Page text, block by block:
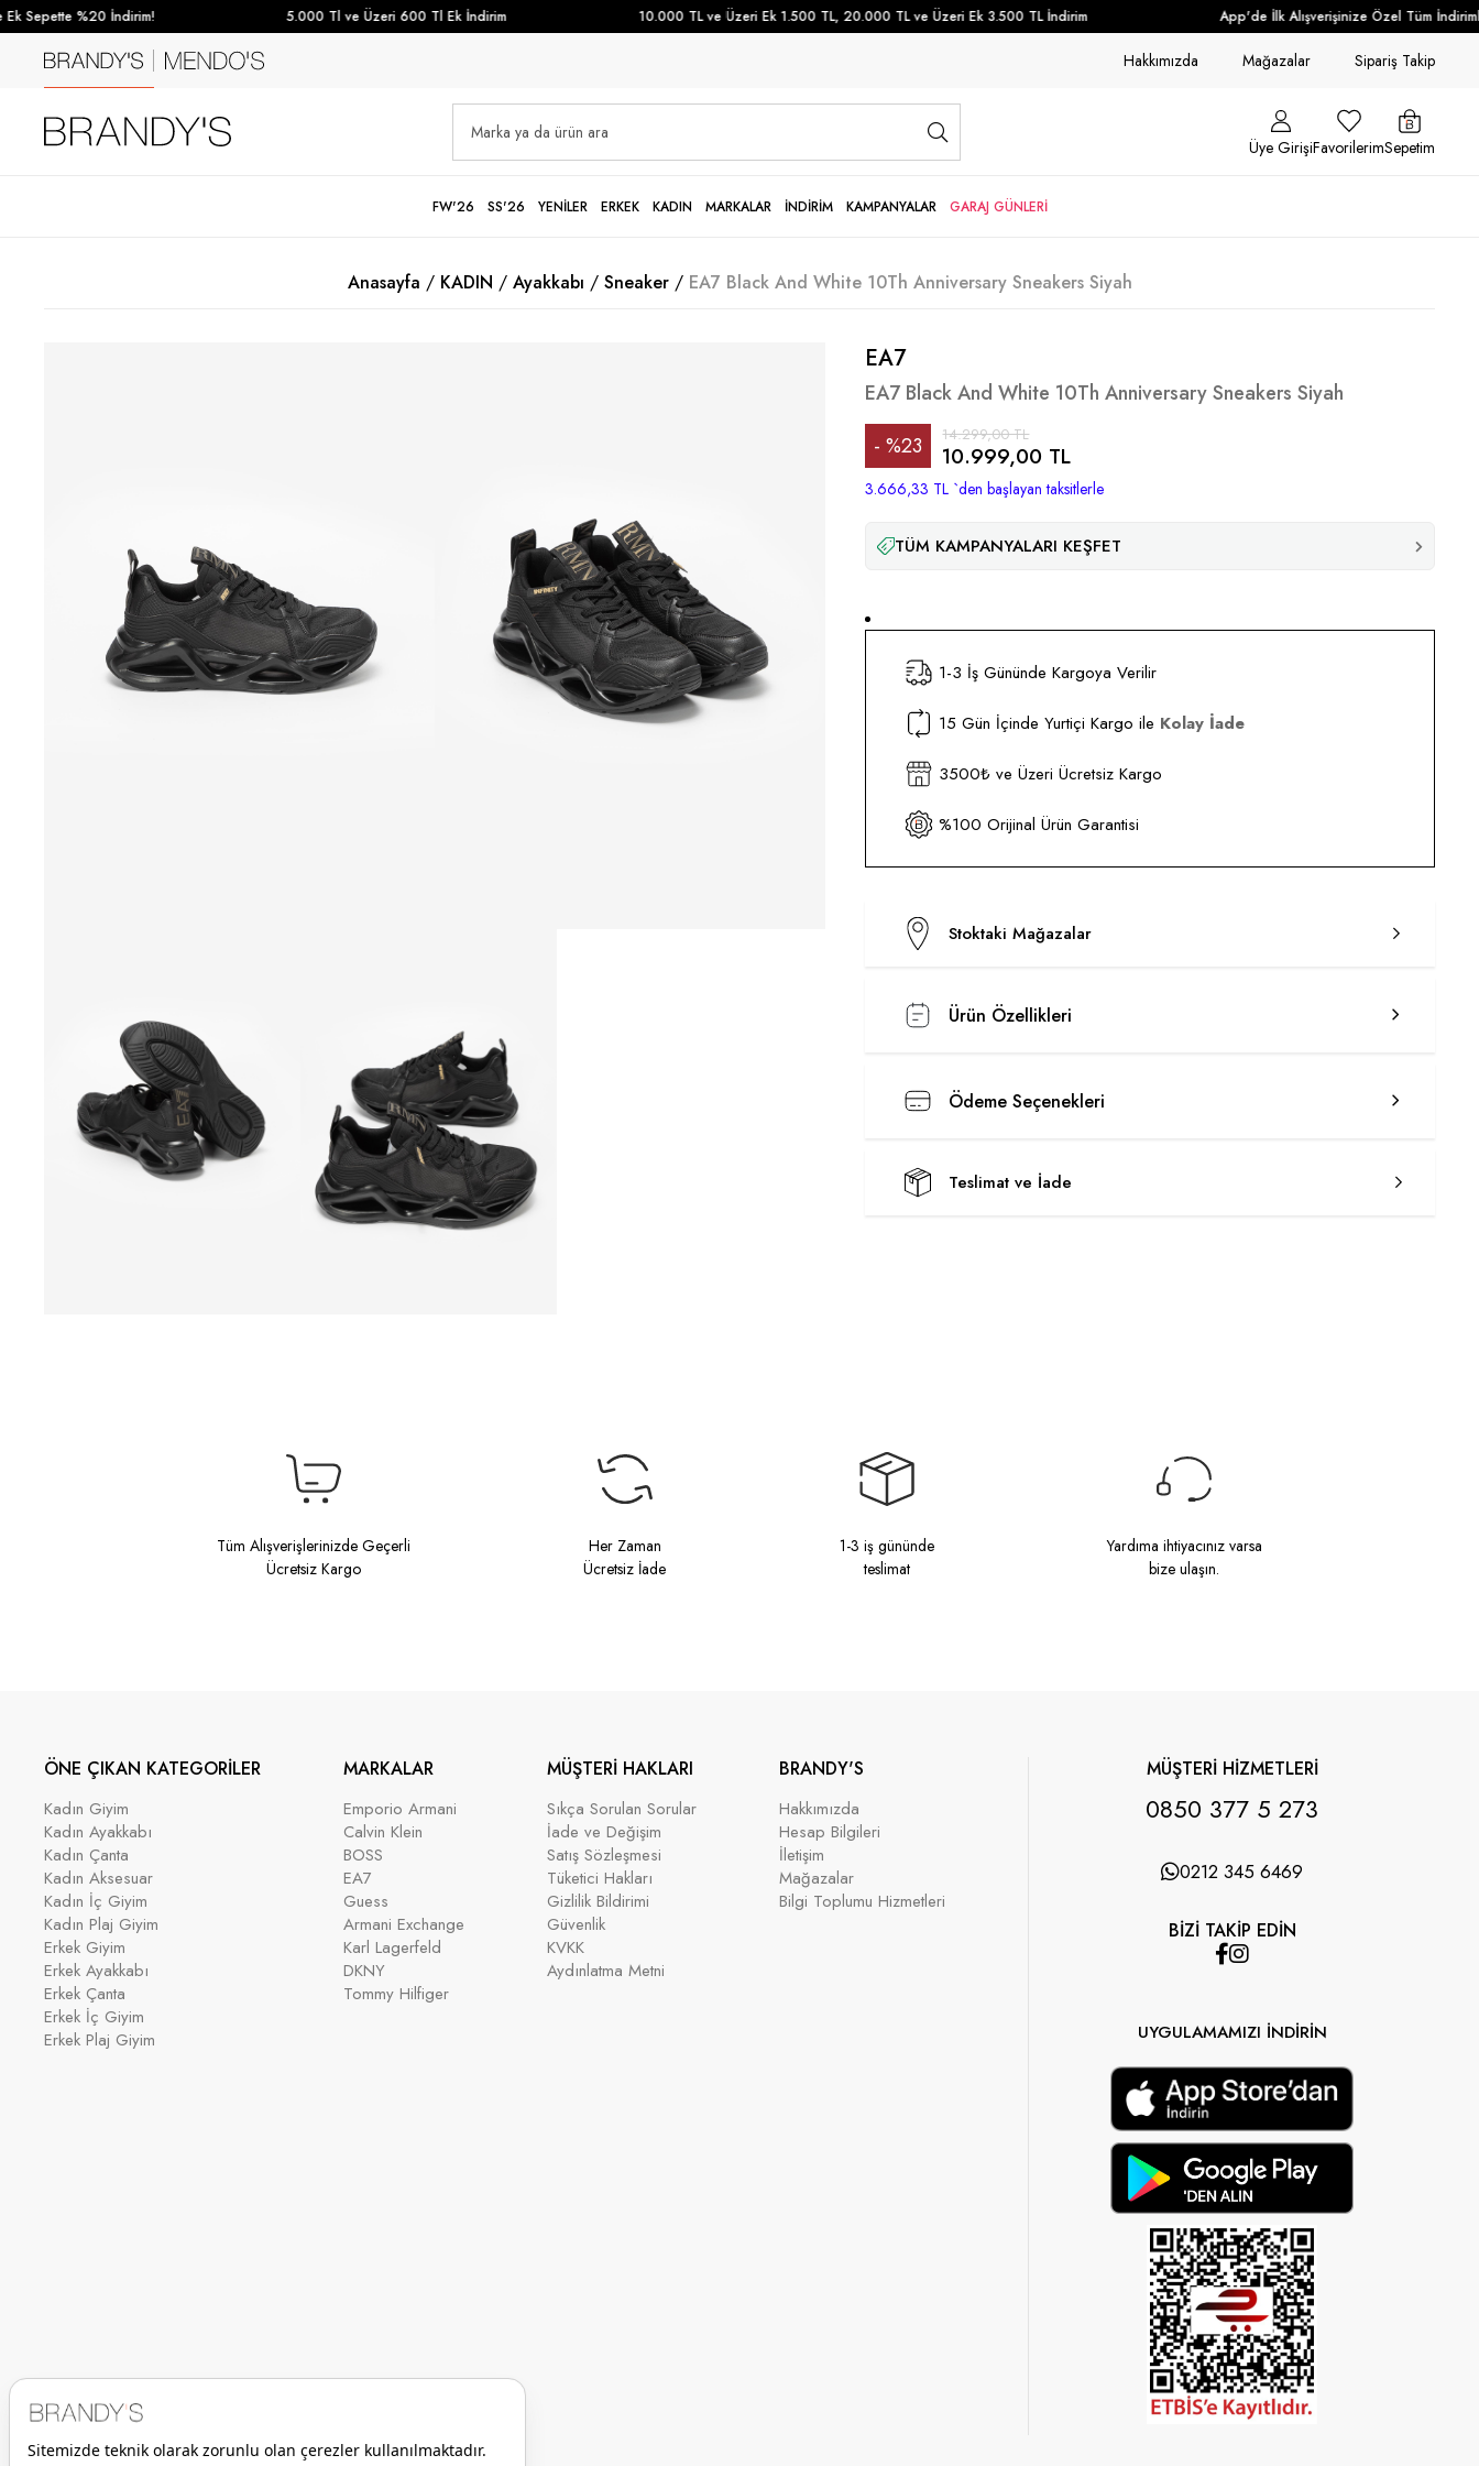
Sepette %20 İndirim! 5.000 Tl ve Üzeri 600 Tl Ek İndirim 10.000 TL ve Üzeri Ek 1.500 TL, 20.000 TL ve Üzeri Ek 3.500 TL İndirim App'de İlk Alışverişinize Özel Tüm
Hakkımızda Mağazalar Sipariş Takip
Üye GirişiFavorilerimSepetim
FW'26 SS'26 YENİLER ERKEK KADIN MARKALAR İNDİRİM KAMPANYALAR GARAJ GÜNLERİ
Anasayfa KADIN Ayakkabı Sneaker EA7 Black And White 10Th Anniversary Sneakers Siyah
EA7
EA7 Black And White 10Th Anniversary Sneakers Siyah
%23
İndirim
14.299,00 TL
10.999,00 TL
3.666,33 TL `den başlayan taksitlerle
TÜM KAMPANYALARI KEŞFET
1-3 İş Gününde Kargoya Verilir
15 Gün İçinde Yurtiçi Kargo ile Kolay İade
3500₺ ve Üzeri Ücretsiz Kargo
%100 Orijinal Ürün Garantisi
Stoktaki Mağazalar
Ürün Özellikleri
Ödeme Seçenekleri
Teslimat ve İade
Tüm Alışverişlerinizde Geçerli
Ücretsiz Kargo
Her Zaman
Ücretsiz İade
1-3 iş gününde
teslimat
Yardıma ihtiyacınız varsa
bize ulaşın.
ÖNE ÇIKAN KATEGORİLER
Kadın Giyim
Kadın Ayakkabı
Kadın Çanta
Kadın Aksesuar
Kadın İç Giyim
Kadın Plaj Giyim
Erkek Giyim
Erkek Ayakkabı
Erkek Çanta
Erkek İç Giyim
Erkek Plaj Giyim
MARKALAR
Emporio Armani
Calvin Klein
BOSS
EA7
Guess
Armani Exchange
Karl Lagerfeld
DKNY
Tommy Hilfiger
MÜŞTERİ HAKLARI
Sıkça Sorulan Sorular
İade ve Değişim
Satış Sözleşmesi
Tüketici Hakları
Gizlilik Bildirimi
Güvenlik
KVKK
Aydınlatma Metni
BRANDY'S
Hakkımızda
Hesap Bilgileri
İletişim
Mağazalar
Bilgi Toplumu Hizmetleri
MÜŞTERİ HİZMETLERİ
0850 377 5 273
0212 345 6469
BİZİ TAKİP EDİN
UYGULAMAMIZI İNDİRİN